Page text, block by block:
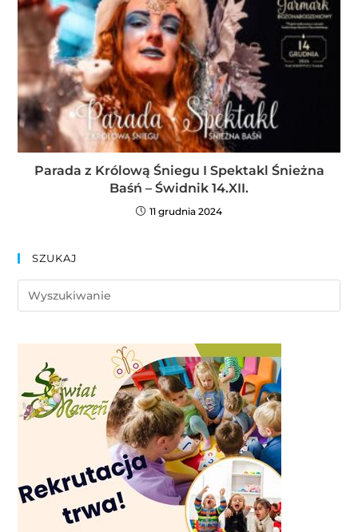
Parada z Królową Śniegu I Spektakl Śnieżna
Baśń – Świdnik 14.XII.
11 grudnia 2024
SZUKAJ